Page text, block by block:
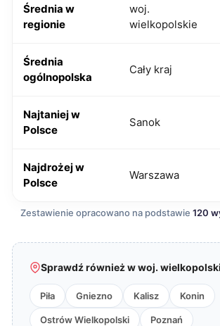
Średnia w
regionie
woj.
wielkopolskie
Średnia
ogólnopolska
Cały kraj
Najtaniej w
Polsce
Sanok
Najdrożej w
Polsce
Warszawa
Zestawienie opracowano na podstawie 120
Sprawdź również w woj.
Piła Gniezno Kalisz Konin
Ostrów Wielkopolski Poznań